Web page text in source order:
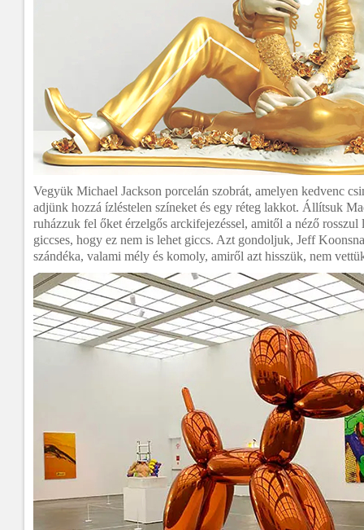
Vegyük Michael Jackson porcelán szobrát, amelyen kedvenc
adjünk hozzá ízléstelen színeket és egy réteg lakkot. Állítsuk
ruházzuk fel őket érzelgős arckifejezéssel, amitől a néző rosszul
giccses, hogy ez nem is lehet giccs. Azt gondoljuk, Jeff
szándéka, valami mély és komoly, amiről azt hisszük, nem